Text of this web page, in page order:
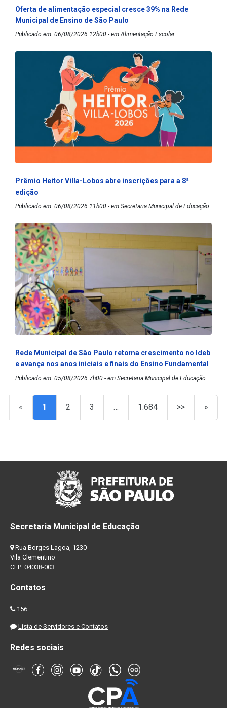
Oferta de alimentação especial cresce 39% na Rede
Municipal de Ensino de São Paulo
Publicado em: 06/08/2026 12h00 - em Alimentação Escolar
Prêmio Heitor Villa-Lobos abre inscrições para a 8ª
edição
Publicado em: 06/08/2026 11h00 - em Secretaria Municipal de Educação
Rede Municipal de São Paulo retoma crescimento no Ideb
e avança nos anos iniciais e finais do Ensino Fundamental
Publicado em: 05/08/2026 7h00 - em Secretaria Municipal de Educação
« 1 2 3 … 1.684 >> »
Secretaria Municipal de Educação
Rua Borges Lagoa, 1230
Vila Clementino
CEP: 04038-003
Contatos
156
Lista de Servidores e Contatos
Redes sociais